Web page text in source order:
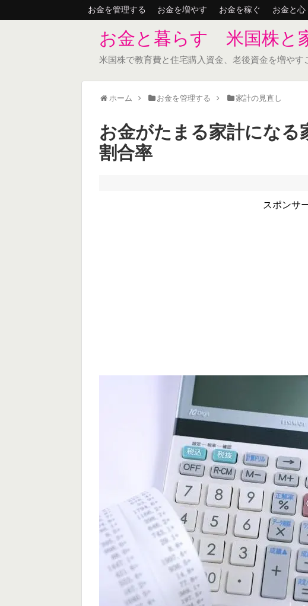
お金を管理する お金を増やす お金を稼ぐ お金と心
お金と暮らす 米国株と
米国株で教育費と住宅購入資金、老後資金を増やす
ホーム お金を管理する 家計の見直し
お金がたまる家計になる
割合率
スポンサ